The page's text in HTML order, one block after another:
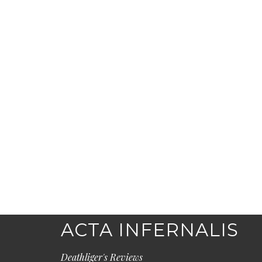
ACTA INFERNALIS
Deathliger's Reviews